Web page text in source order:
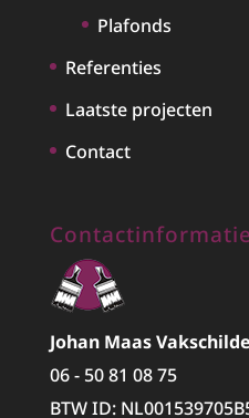
Plafonds
Referenties
Laatste projecten
Contact
Contactinformatie
Johan Maas
06 - 50 81 08 75
BTW ID: